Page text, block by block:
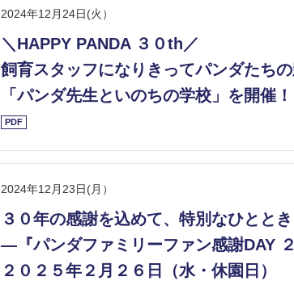
2024年12月24日(火）
＼HAPPY PANDA ３０th／
飼育スタッフになりきってパンダたち
「パンダ先生といのちの学校」を開催！
PDF
2024年12月23日(月）
３０年の感謝を込めて、特別なひとと
—『パンダファミリーファン感謝DAY
２０２５年２月２６日（水・休園日）